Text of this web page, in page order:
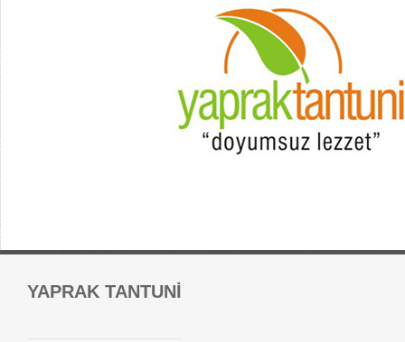
YAPRAK TANTUNİ
Forum Mersin Alışveriş Merkezi